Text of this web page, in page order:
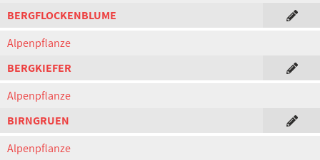
BERGFLOCKENBLUME
Alpenpflanze
BERGKIEFER
Alpenpflanze
BIRNGRUEN
Alpenpflanze